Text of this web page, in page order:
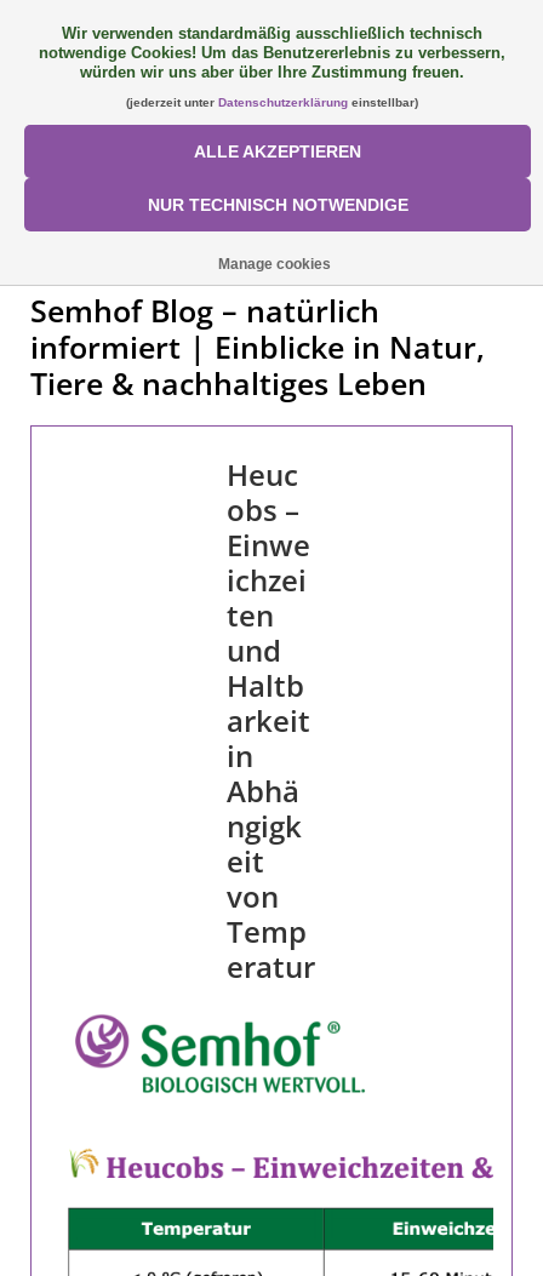
+49 (0) 9081 9025240 0 Artikel - €0,00
ALLE PRODUKTE
FÜTTERUNGSKONZEPT
SORTIMENT
Semhof Blog – natürlich
informiert | Einblicke in Natur,
Tiere & nachhaltiges Leben
Heuc
obs –
Einwe
ichzei
ten
und
Haltb
arkeit
in
Abhä
ngigk
eit
von
Temp
eratur
Wir verwenden standardmäßig ausschließlich technisch
notwendige Cookies! Um das Benutzererlebnis zu verbessern,
würden wir uns aber über Ihre Zustimmung freuen.
(jederzeit unter Datenschutzerklärungeinstellbar)
ALLE AKZEPTIEREN
NUR TECHNISCH NOTWENDIGE
Manage cookies